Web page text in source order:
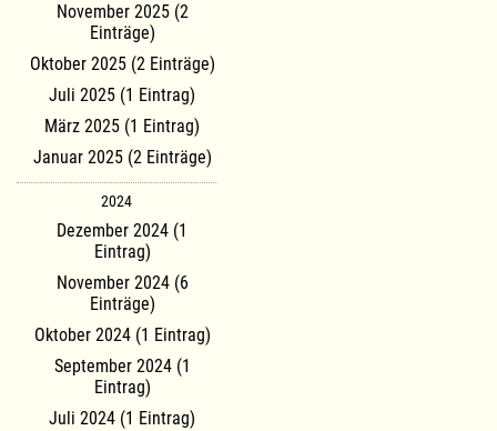
November 2025 (2
Einträge)
Oktober 2025 (2 Einträge)
Juli 2025 (1 Eintrag)
März 2025 (1 Eintrag)
Januar 2025 (2 Einträge)
2024
Dezember 2024 (1
Eintrag)
November 2024 (6
Einträge)
Oktober 2024 (1 Eintrag)
September 2024 (1
Eintrag)
Juli 2024 (1 Eintrag)